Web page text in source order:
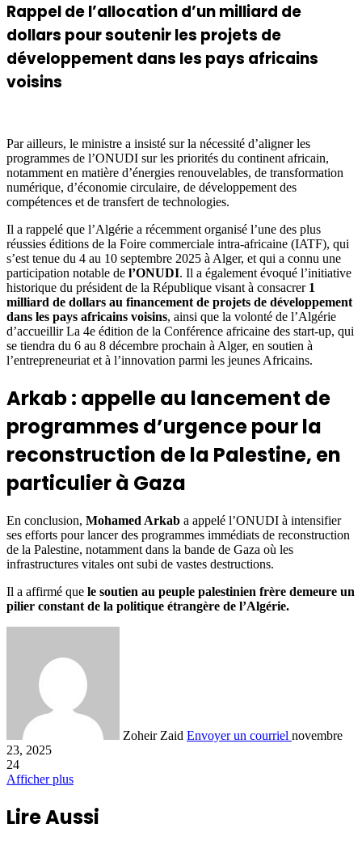
Rappel de l’allocation d’un milliard de
dollars pour soutenir les projets de
développement dans les pays africains
voisins
Par ailleurs, le ministre a insisté sur la nécessité d’aligner les
programmes de l’ONUDI sur les priorités du continent africain,
notamment en matière d’énergies renouvelables, de transformation
numérique, d’économie circulaire, de développement des
compétences et de transfert de technologies.
Il a rappelé que l’Algérie a récemment organisé l’une des plus
réussies éditions de la Foire commerciale intra-africaine (IATF), qui
s’est tenue du 4 au 10 septembre 2025 à Alger, et qui a connu une
participation notable de l’ONUDI. Il a également évoqué l’initiative
historique du président de la République visant à consacrer 1
milliard de dollars au financement de projets de développement
dans les pays africains voisins, ainsi que la volonté de l’Algérie
d’accueillir La 4e édition de la Conférence africaine des start-up, qui
se tiendra du 6 au 8 décembre prochain à Alger, en soutien à
l’entrepreneuriat et à l’innovation parmi les jeunes Africains.
Arkab : appelle au lancement de
programmes d’urgence pour la
reconstruction de la Palestine, en
particulier à Gaza
En conclusion, Mohamed Arkab a appelé l’ONUDI à intensifier
ses efforts pour lancer des programmes immédiats de reconstruction
de la Palestine, notamment dans la bande de Gaza où les
infrastructures vitales ont subi de vastes destructions.
Il a affirmé que le soutien au peuple palestinien frère demeure un
pilier constant de la politique étrangère de l’Algérie.
Zoheir Zaid Envoyer un courriel novembre
23, 2025
24
Afficher plus
Lire Aussi